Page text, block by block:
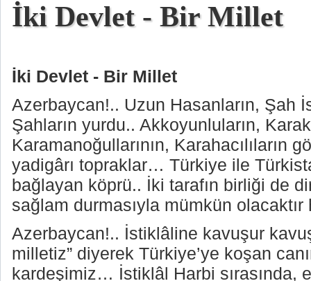
İki Devlet - Bir Millet
İki Devlet - Bir Millet
Azerbaycan!.. Uzun Hasanların, Şah
Şahların yurdu.. Akkoyunluların,
Karamanoğullarının, Karahacılıların
yadigârı topraklar… Türkiye ile
bağlayan köprü.. İki tarafın birliği de
sağlam durmasıyla mümkün olacaktır
Azerbaycan!.. İstiklâline kavuşur
milletiz” diyerek Türkiye’ye koşan
kardeşimiz… İstiklâl Harbi sırasında,